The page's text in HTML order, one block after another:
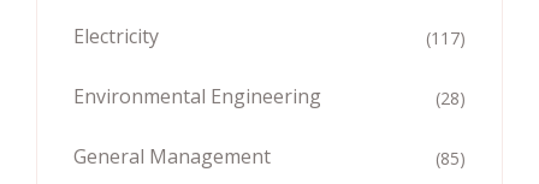
Electricity (117)
Environmental Engineering (28)
General Management (85)